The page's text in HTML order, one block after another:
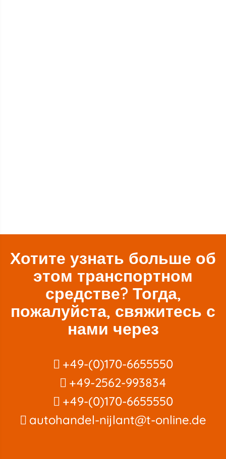
Хотите узнать больше об
этом транспортном
средстве? Тогда,
пожалуйста, свяжитесь с
нами через
+49-(0)170-6655550
+49-2562-993834
+49-(0)170-6655550
autohandel-nijlant@t-online.de